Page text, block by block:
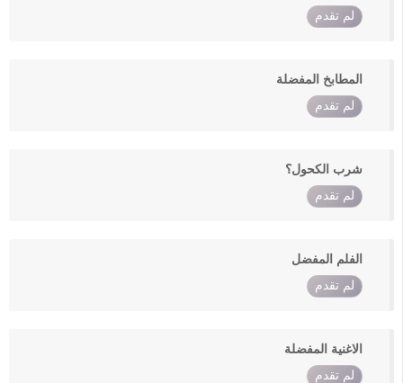
لم تقدم
المطابخ المفضلة
لم تقدم
شرب الكحول؟
لم تقدم
الفلم المفضل
لم تقدم
الاغنية المفضلة
لم تقدم